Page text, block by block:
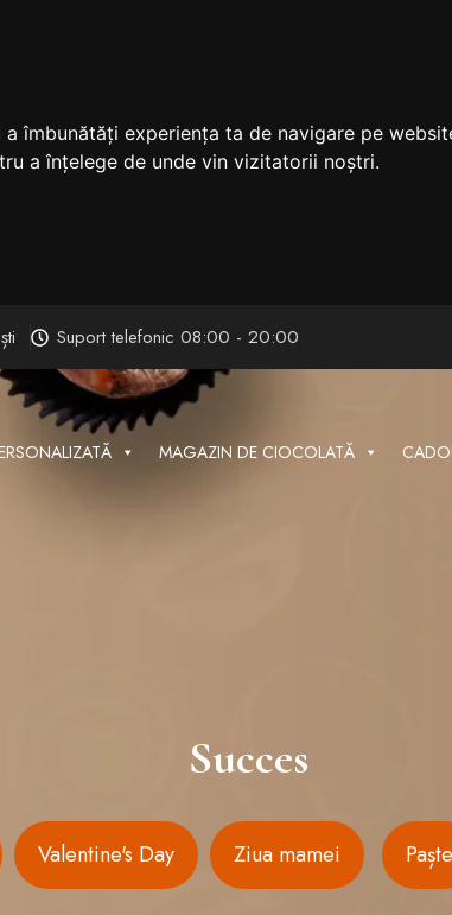
îmbunătăți experiența ta de navigare pe
a înțelege de unde vin vizitatorii noștri.
Suport telefonic 08:00 - 20:00
MAGAZIN DE CIOCOLATĂ
Succes
Valentine's Day Ziua mamei Paște